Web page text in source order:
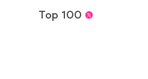
Top 100